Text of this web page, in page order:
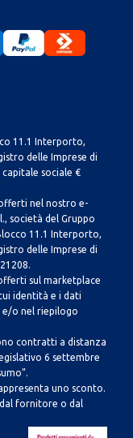
11.1 Interporto,
delle Imprese di
capitale sociale €
nel nostro e-
società del Gruppo
11.1 Interporto,
delle Imprese di
sul marketplace
identità e i dati
o nel riepilogo
contratti a distanza
6 settembre
uno sconto.
fornitore o dal